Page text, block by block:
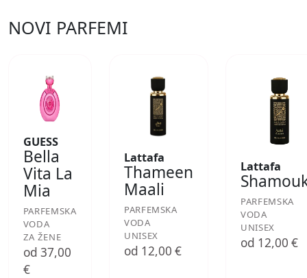
NOVI PARFEMI
GUESS
Bella
Vita La
Mia
PARFEMSKA
VODA
ZA ŽENE
od 37,00
€
Lattafa
Thameen
Maali
PARFEMSKA
VODA
UNISEX
od 12,00 €
Lattafa
PARFEMSKA
VODA
UNISEX
od 12,00 €